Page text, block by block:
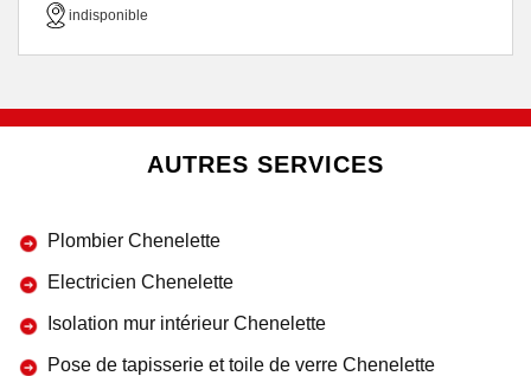
indisponible
AUTRES SERVICES
Plombier Chenelette
Electricien Chenelette
Isolation mur intérieur Chenelette
Pose de tapisserie et toile de verre Chenelette